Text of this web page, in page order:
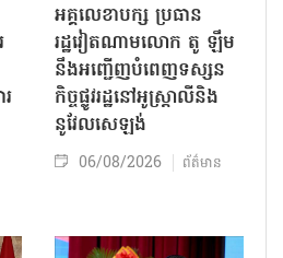
អគ្គលេខាបក្ស ប្រធាន
រដ្ឋវៀតណាមលោក តូ ឡឹម
នឹងអញ្ជើញបំពេញទស្សន
កិច្ចផ្លូវរដ្ឋនៅអូស្ត្រាលីនិង
នូវែលសេឡង់
06/08/2026 ព័ត៌មាន